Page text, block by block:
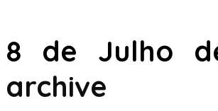
8 de Julho
archive